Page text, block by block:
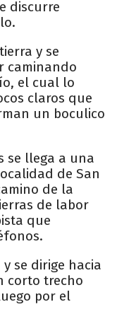
discurre
y se
caminando
el cual lo
claros que
un boculico
se llega a una
de San
de la
de labor
que
se dirige hacia
corto trecho
por el